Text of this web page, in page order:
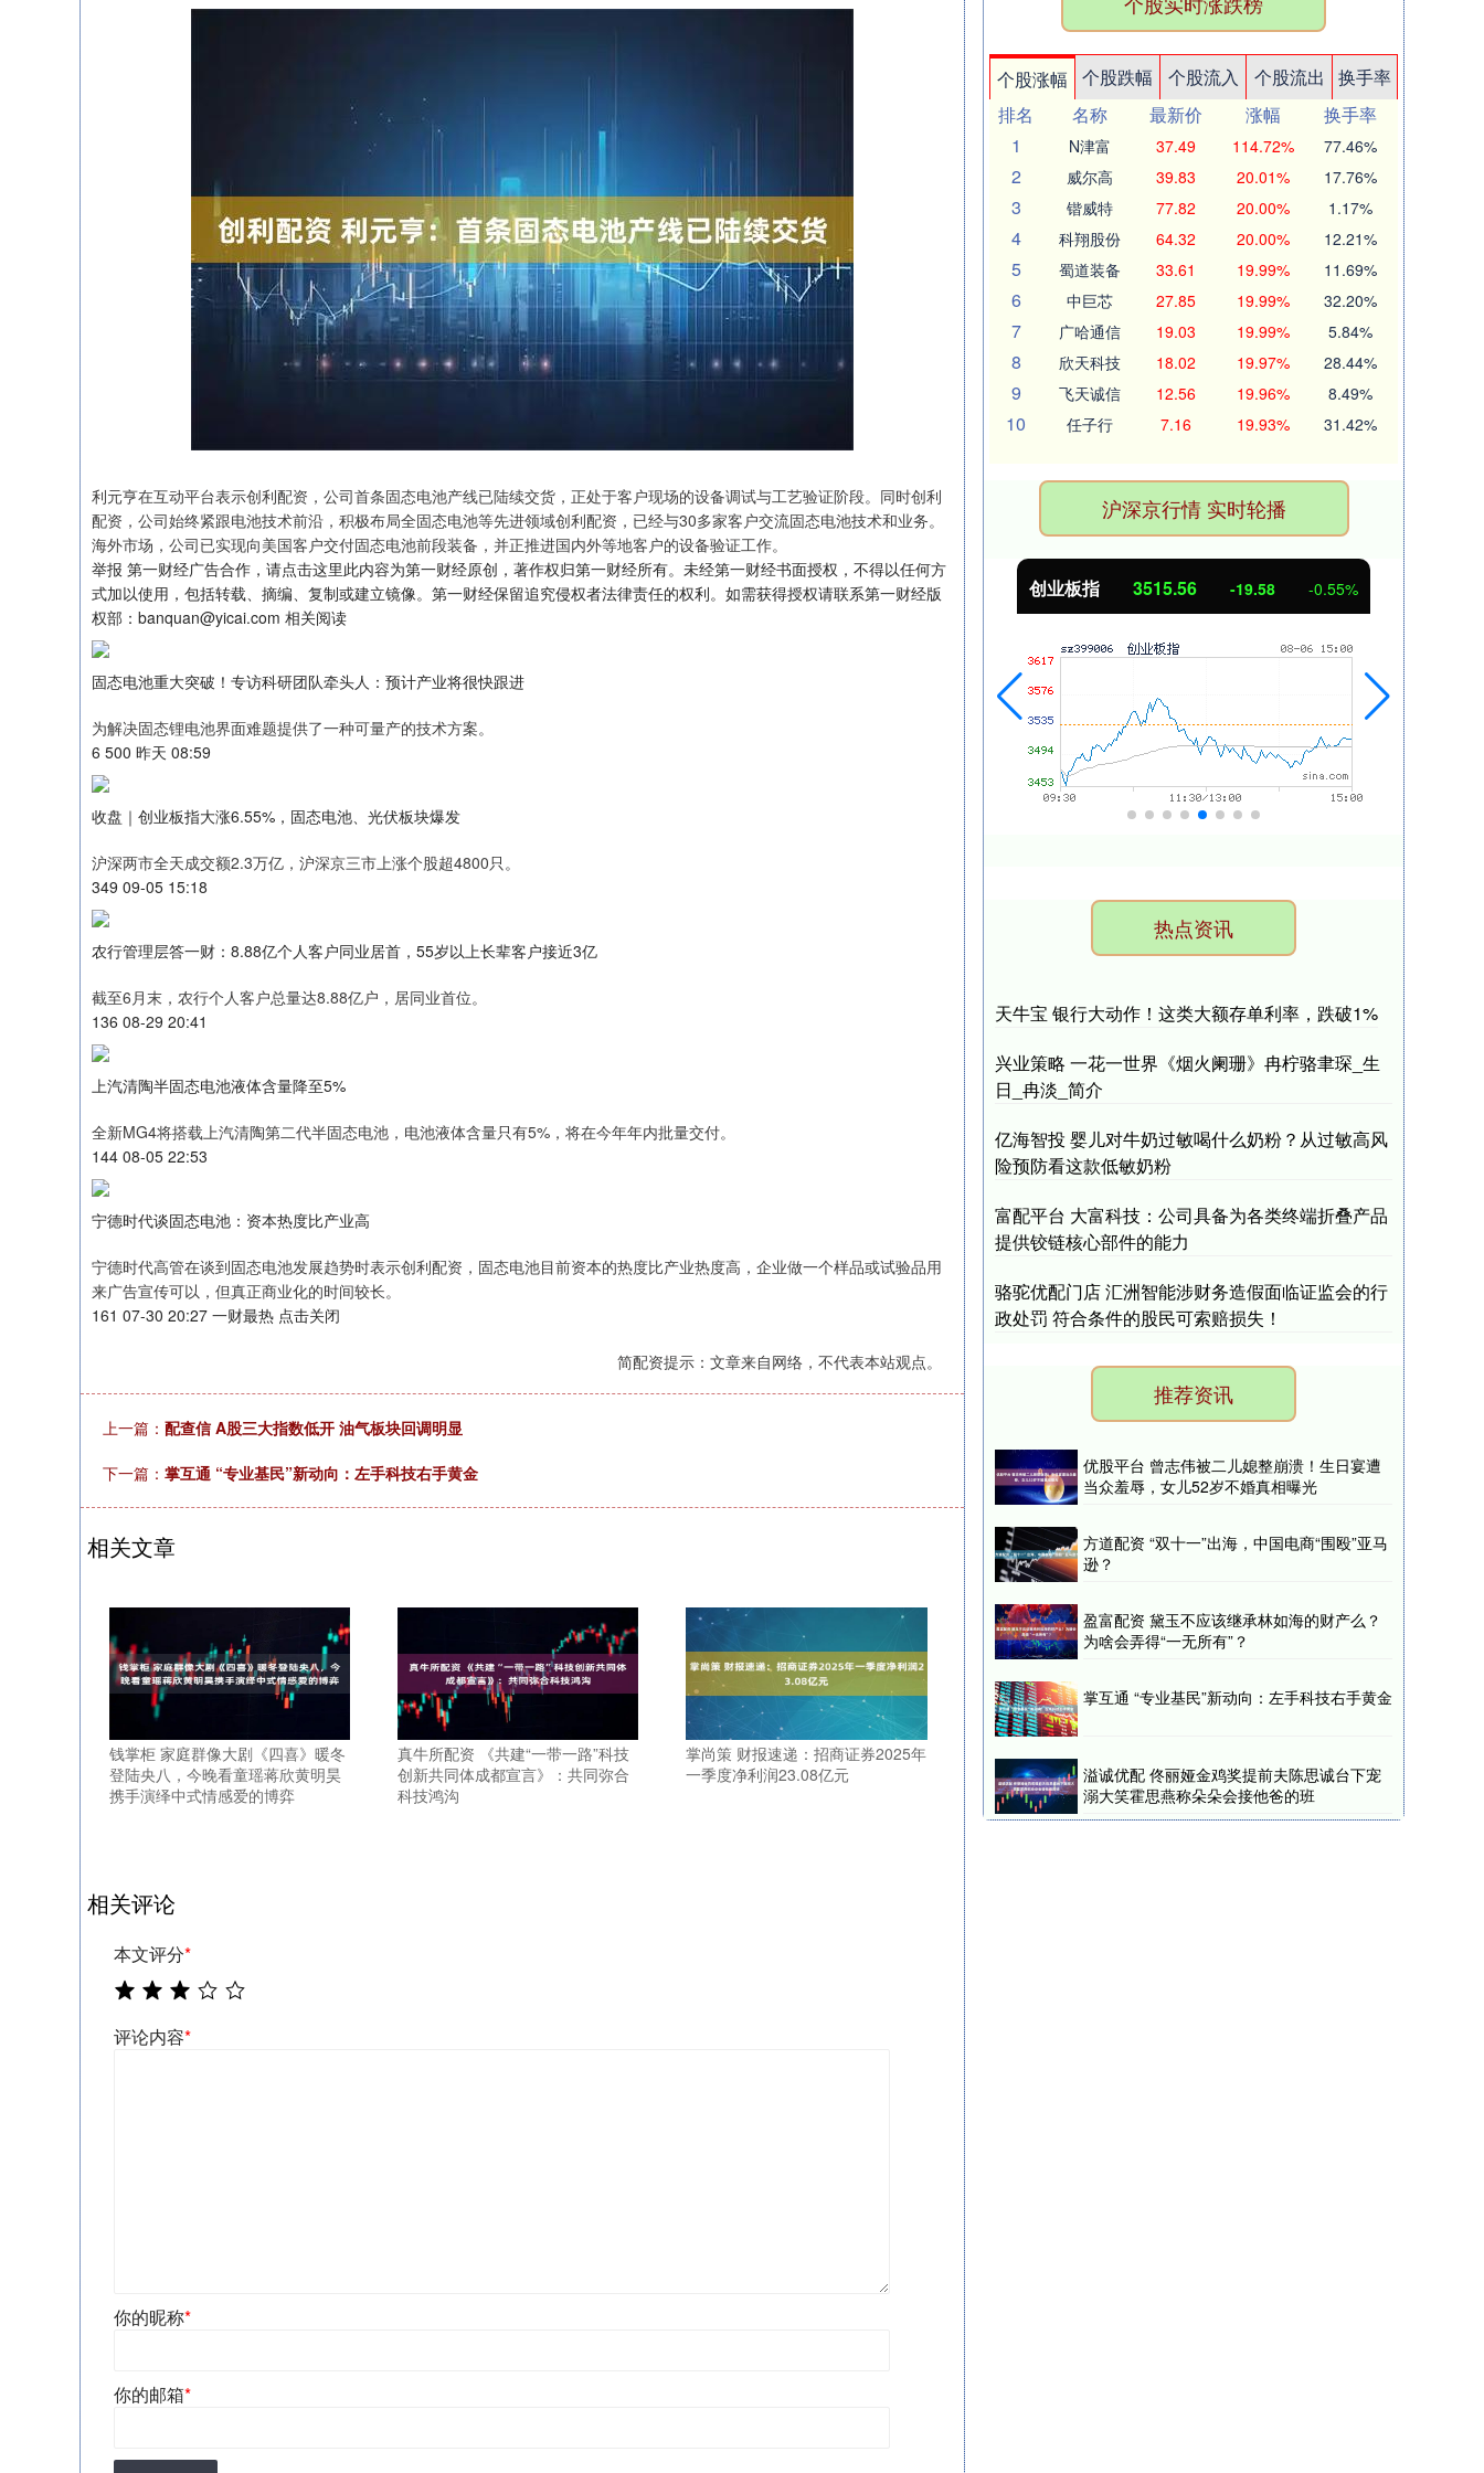
利元亨在互动平台表示创利配资，公司首条固态电池产线已陆续交货，正处于客户现场的设备调试与工艺验证阶段。同时创利
配资，公司始终紧跟电池技术前沿，积极布局全固态电池等先进领域创利配资，已经与30多家客户交流固态电池技术和业务。
海外市场，公司已实现向美国客户交付固态电池前段装备，并正推进国内外等地客户的设备验证工作。
举报 第一财经广告合作，请点击这里此内容为第一财经原创，著作权归第一财经所有。未经第一财经书面授权，不得以任何方
式加以使用，包括转载、摘编、复制或建立镜像。第一财经保留追究侵权者法律责任的权利。如需获得授权请联系第一财经版
权部：banquan@yicai.com 相关阅读
固态电池重大突破！专访科研团队牵头人：预计产业将很快跟进
为解决固态锂电池界面难题提供了一种可量产的技术方案。
6 500 昨天 08:59
收盘｜创业板指大涨6.55%，固态电池、光伏板块爆发
沪深两市全天成交额2.3万亿，沪深京三市上涨个股超4800只。
349 09-05 15:18
农行管理层答一财：8.88亿个人客户同业居首，55岁以上长辈客户接近3亿
截至6月末，农行个人客户总量达8.88亿户，居同业首位。
136 08-29 20:41
上汽清陶半固态电池液体含量降至5%
全新MG4将搭载上汽清陶第二代半固态电池，电池液体含量只有5%，将在今年年内批量交付。
144 08-05 22:53
宁德时代谈固态电池：资本热度比产业高
宁德时代高管在谈到固态电池发展趋势时表示创利配资，固态电池目前资本的热度比产业热度高，企业做一个样品或试验品用
来广告宣传可以，但真正商业化的时间较长。
161 07-30 20:27 一财最热 点击关闭
简配资提示：文章来自网络，不代表本站观点。
上一篇： 配查信 A股三大指数低开 油气板块回调明显
下一篇： 掌互通 “专业基民”新动向：左手科技右手黄金
相关文章
钱掌柜 家庭群像大剧《四喜》暖冬
登陆央八，今晚看童瑶蒋欣黄明昊
携手演绎中式情感爱的博弈
真牛所配资 《共建“一带一路”科技
创新共同体成都宣言》：共同弥合
科技鸿沟
掌尚策 财报速递：招商证券2025年
一季度净利润23.08亿元
相关评论
本文评分*
评论内容*
你的昵称*
你的邮箱*
个股涨幅 个股跌幅 个股流入 个股流出
换手率
排名
名称 最新价 涨幅
换手率
1
N津富 37.49 114.72% 77.46%
2 威尔高 39.83 20.01% 17.76%
3 锴威特 77.82 20.00% 1.17%
4 科翔股份 64.32 20.00% 12.21%
5 蜀道装备 33.61 19.99% 11.69%
6 中巨芯 27.85 19.99% 32.20%
7 广哈通信 19.03 19.99% 5.84%
8 欣天科技 18.02 19.97% 28.44%
9 飞天诚信 12.56 19.96% 8.49%
10 任子行 7.16 19.93% 31.42%
沪深京行情 实时轮播
-0.24% 沪深300 4651.31 -6.85 -0.15% 北证50 1122.88 3.42 0.30% 创业板指 3515.56 -19.58 -0.55%
热点资讯
天牛宝 银行大动作！这类大额存单利率，跌破1%
兴业策略 一花一世界《烟火阑珊》冉柠骆聿琛_生
日_冉淡_简介
亿海智投 婴儿对牛奶过敏喝什么奶粉？从过敏高风
险预防看这款低敏奶粉
富配平台 大富科技：公司具备为各类终端折叠产品
提供铰链核心部件的能力
骆驼优配门店 汇洲智能涉财务造假面临证监会的行
政处罚 符合条件的股民可索赔损失！
推荐资讯
优股平台 曾志伟被二儿媳整崩溃！生日宴遭
当众羞辱，女儿52岁不婚真相曝光
方道配资 “双十一”出海，中国电商“围殴”亚马
逊？
盈富配资 黛玉不应该继承林如海的财产么？
为啥会弄得“一无所有”？
掌互通 “专业基民”新动向：左手科技右手黄金
溢诚优配 佟丽娅金鸡奖提前夫陈思诚台下宠
溺大笑霍思燕称朵朵会接他爸的班